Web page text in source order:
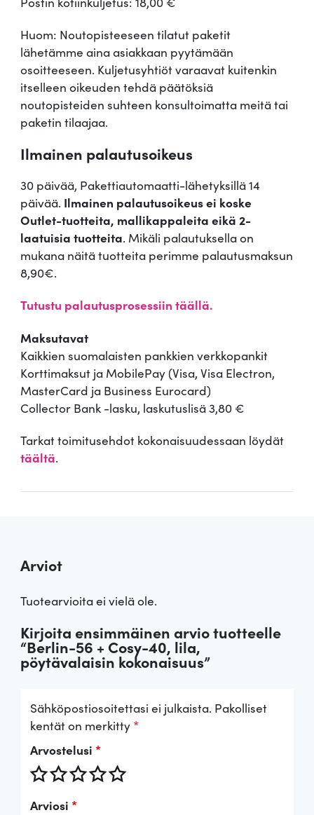
Huom: Noutopisteeseen tilatut paketit
lähetämme aina asiakkaan pyytämään
osoitteeseen. Kuljetusyhtiöt varaavat kuitenkin
itselleen oikeuden tehdä päätöksiä
noutopisteiden suhteen konsultoimatta meitä tai
paketin tilaajaa.
Ilmainen palautusoikeus
30 päivää, Pakettiautomaatti-lähetyksillä 14
päivää. Ilmainen palautusoikeus ei koske
Outlet-tuotteita, mallikappaleita eikä 2-
laatuisia tuotteita. Mikäli palautuksella on
mukana näitä tuotteita perimme palautusmaksun
8,90€.
Tutustu palautusprosessiin täällä.
Maksutavat
Kaikkien suomalaisten pankkien verkkopankit
Korttimaksut ja MobilePay (Visa, Visa Electron,
MasterCard ja Business Eurocard)
Collector Bank -lasku, laskutuslisä 3,80 €
Tarkat toimitusehdot kokonaisuudessaan löydät
täältä.
Arviot
Tuotearvioita ei vielä ole.
Kirjoita ensimmäinen arvio tuotteelle
“Berlin-56 + Cosy-40, lila,
pöytävalaisin kokonaisuus”
Sähköpostiosoitettasi ei julkaista. Pakolliset
kentät on merkitty *
Arvostelusi *
Arviosi *